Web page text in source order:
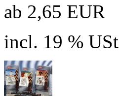
ab 2,65 EUR
incl. 19 % USt